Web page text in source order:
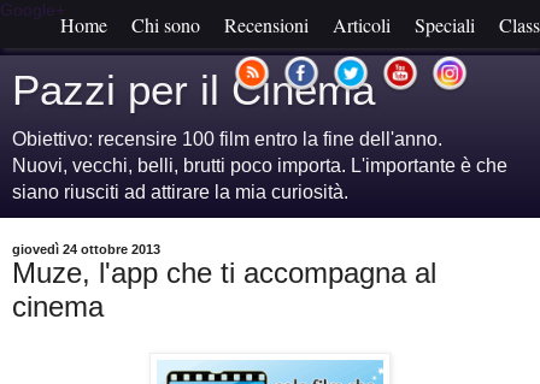
Google+
Home Chi sono Recensioni Articoli Speciali
Pazzi per il Cinema
Obiettivo: recensire 100 film entro la fine dell'anno.
Nuovi, vecchi, belli, brutti poco importa. L'importante è che
siano riusciti ad attirare la mia curiosità.
giovedì 24 ottobre 2013
Muze, l'app che ti accompagna al
cinema